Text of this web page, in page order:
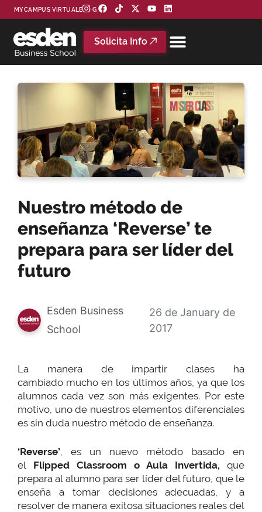
MYCAMPUS VIRTUAL BLOG
Solicita Info
Nuestro método de
enseñanza ‘Reverse’ te
prepara para ser líder del
futuro
Esden Business
School
26 de January de
2017
La manera de impartir clases ha
cambiado mucho en los últimos años, ya que los
alumnos cada vez son más exigentes. Por este
motivo, uno de nuestros elementos diferenciales
es sin duda nuestro método de enseñanza.
‘Reverse’ , es un nuevo método basado en
el Flipped Classroom o Aula Invertida, que
prepara al alumno para ser líder del futuro, que le
enseña a tomar decisiones adecuadas, y a
resolver de manera exitosa situaciones reales del